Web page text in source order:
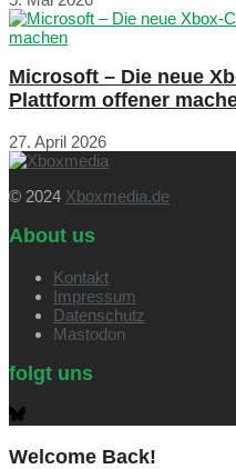
Microsoft – Die neue
Plattform offener
27. April 2026
© 2024 Xboxmedia.de
About us
Kontakt
Impressum
Datenschutz
Mastodon
folgt uns
Welcome Back!